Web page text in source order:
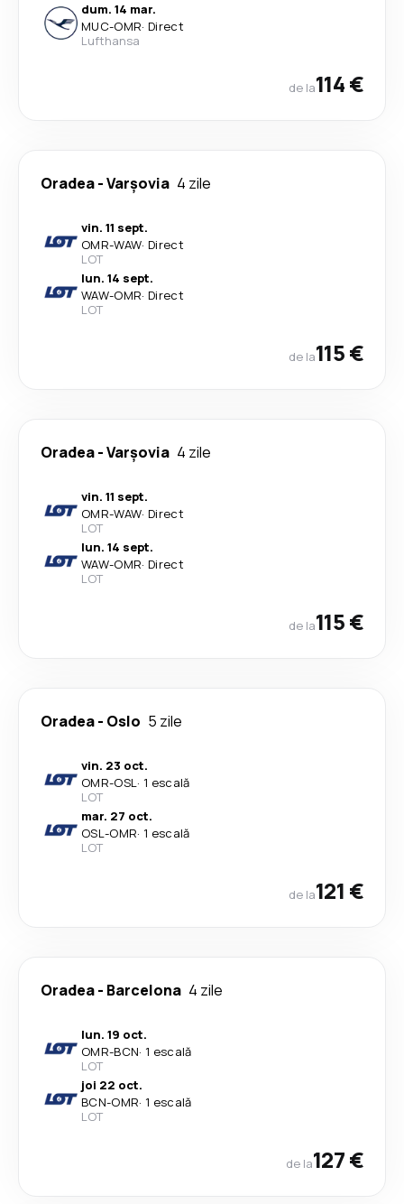
dum. 14 mar.
MUC-OMR· Direct
Lufthansa
de la114 €
Oradea-Varşovia 4 zile
vin. 11 sept.
OMR-WAW· Direct
LOT
lun. 14 sept.
WAW-OMR· Direct
LOT
de la115 €
Oradea-Varşovia 4 zile
vin. 11 sept.
OMR-WAW· Direct
LOT
lun. 14 sept.
WAW-OMR· Direct
LOT
de la115 €
Oradea- Oslo 5 zile
vin. 23 oct.
OMR-OSL· 1 escală
LOT
mar. 27 oct.
OSL-OMR· 1 escală
LOT
de la121 €
Oradea- Barcelona 4 zile
lun. 19 oct.
OMR-BCN· 1 escală
LOT
joi 22 oct.
BCN-OMR· 1 escală
LOT
de la127 €